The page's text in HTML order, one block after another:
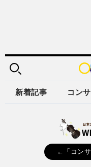
新着記事 コン
←「コン